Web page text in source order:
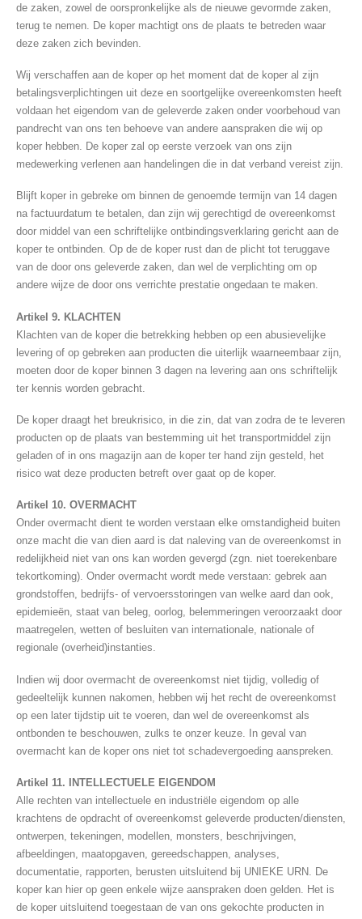
de zaken, zowel de oorspronkelijke als de nieuwe gevormde zaken,
terug te nemen. De koper machtigt ons de plaats te betreden waar
deze zaken zich bevinden.
Wij verschaffen aan de koper op het moment dat de koper al zijn
betalingsverplichtingen uit deze en soortgelijke overeenkomsten heeft
voldaan het eigendom van de geleverde zaken onder voorbehoud van
pandrecht van ons ten behoeve van andere aanspraken die wij op
koper hebben. De koper zal op eerste verzoek van ons zijn
medewerking verlenen aan handelingen die in dat verband vereist zijn.
Blijft koper in gebreke om binnen de genoemde termijn van 14 dagen
na factuurdatum te betalen, dan zijn wij gerechtigd de overeenkomst
door middel van een schriftelijke ontbindingsverklaring gericht aan de
koper te ontbinden. Op de de koper rust dan de plicht tot teruggave
van de door ons geleverde zaken, dan wel de verplichting om op
andere wijze de door ons verrichte prestatie ongedaan te maken.
Artikel 9. KLACHTEN
Klachten van de koper die betrekking hebben op een abusievelijke
levering of op gebreken aan producten die uiterlijk waarneembaar zijn,
moeten door de koper binnen 3 dagen na levering aan ons schriftelijk
ter kennis worden gebracht.
De koper draagt het breukrisico, in die zin, dat van zodra de te leveren
producten op de plaats van bestemming uit het transportmiddel zijn
geladen of in ons magazijn aan de koper ter hand zijn gesteld, het
risico wat deze producten betreft over gaat op de koper.
Artikel 10. OVERMACHT
Onder overmacht dient te worden verstaan elke omstandigheid buiten
onze macht die van dien aard is dat naleving van de overeenkomst in
redelijkheid niet van ons kan worden gevergd (zgn. niet toerekenbare
tekortkoming). Onder overmacht wordt mede verstaan: gebrek aan
grondstoffen, bedrijfs- of vervoersstoringen van welke aard dan ook,
epidemieën, staat van beleg, oorlog, belemmeringen veroorzaakt door
maatregelen, wetten of besluiten van internationale, nationale of
regionale (overheid)instanties.
Indien wij door overmacht de overeenkomst niet tijdig, volledig of
gedeeltelijk kunnen nakomen, hebben wij het recht de overeenkomst
op een later tijdstip uit te voeren, dan wel de overeenkomst als
ontbonden te beschouwen, zulks te onzer keuze. In geval van
overmacht kan de koper ons niet tot schadevergoeding aanspreken.
Artikel 11. INTELLECTUELE EIGENDOM
Alle rechten van intellectuele en industriële eigendom op alle
krachtens de opdracht of overeenkomst geleverde producten/diensten,
ontwerpen, tekeningen, modellen, monsters, beschrijvingen,
afbeeldingen, maatopgaven, gereedschappen, analyses,
documentatie, rapporten, berusten uitsluitend bij UNIEKE URN. De
koper kan hier op geen enkele wijze aanspraken doen gelden. Het is
de koper uitsluitend toegestaan de van ons gekochte producten in